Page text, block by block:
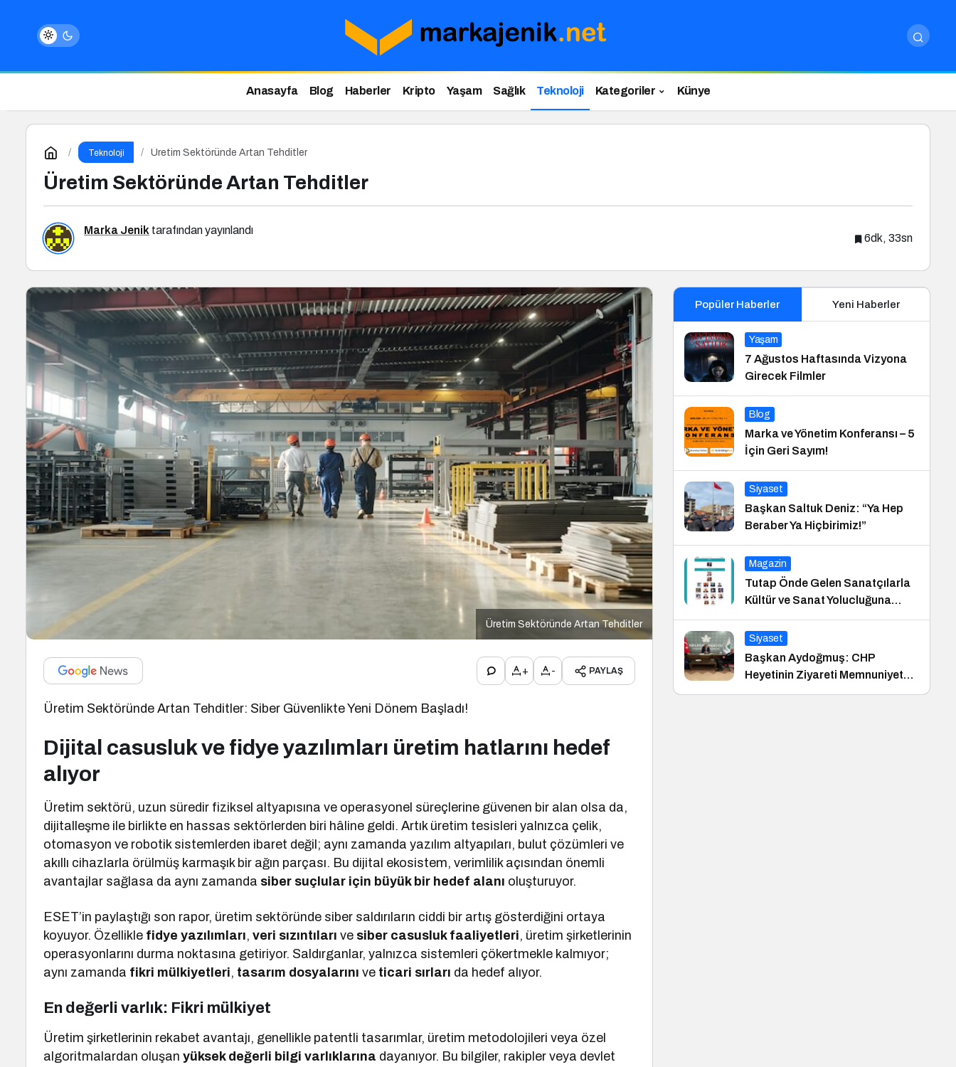
Anasayfa Blog Haberler Kripto Yaşam Sağlık Teknoloji Kategoriler Künye
Teknoloji Üretim Sektöründe Artan Tehditler
Üretim Sektöründe Artan Tehditler
Marka Jenik tarafından yayınlandı
6dk, 33sn
Üretim Sektöründe Artan Tehditler
+ - PAYLAŞ
Üretim Sektöründe Artan Tehditler: Siber Güvenlikte Yeni Dönem Başladı!
Dijital casusluk ve fidye yazılımları üretim hatlarını hedef
alıyor
Üretim sektörü, uzun süredir fiziksel altyapısına ve operasyonel süreçlerine güvenen bir alan olsa da,
dijitalleşme ile birlikte en hassas sektörlerden biri hâline geldi. Artık üretim tesisleri yalnızca çelik,
otomasyon ve robotik sistemlerden ibaret değil; aynı zamanda yazılım altyapıları, bulut çözümleri ve
akıllı cihazlarla örülmüş karmaşık bir ağın parçası. Bu dijital ekosistem, verimlilik açısından önemli
avantajlar sağlasa da aynı zamanda siber suçlular için büyük bir hedef alanı oluşturuyor.
ESET’in paylaştığı son rapor, üretim sektöründe siber saldırıların ciddi bir artış gösterdiğini ortaya
koyuyor. Özellikle fidye yazılımları,veri sızıntıları ve siber casusluk faaliyetleri, üretim şirketlerinin
operasyonlarını durma noktasına getiriyor. Saldırganlar, yalnızca sistemleri çökertmekle kalmıyor;
aynı zamanda fikri mülkiyetleri, tasarım dosyalarını ve ticari sırları da hedef alıyor.
En değerli varlık: Fikri mülkiyet
Üretim şirketlerinin rekabet avantajı, genellikle patentli tasarımlar, üretim metodolojileri veya özel
algoritmalardan oluşanyüksek değerli bilgi varlıklarına dayanıyor. Bu bilgiler, rakipler veya devlet
Popüler Haberler Yeni Haberler
Yaşam
7 Ağustos Haftasında Vizyona
Girecek Filmler
Blog
Marka ve Yönetim Konferansı – 5
İçin Geri Sayım!
Siyaset
Başkan Saltuk Deniz: “Ya Hep
Beraber Ya Hiçbirimiz!”
Magazin
Tutap Önde Gelen Sanatçılarla
Kültür ve Sanat Yolucluğuna
Devam Ediyor
Siyaset
Başkan Aydoğmuş: CHP
Heyetinin Ziyareti Memnuniyet
Verici